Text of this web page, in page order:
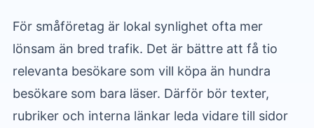
För småföretag är lokal synlighet ofta mer
lönsam än bred trafik. Det är bättre att få tio
relevanta besökare som vill köpa än hundra
besökare som bara läser. Därför bör texter,
rubriker och interna länkar leda vidare till sidor